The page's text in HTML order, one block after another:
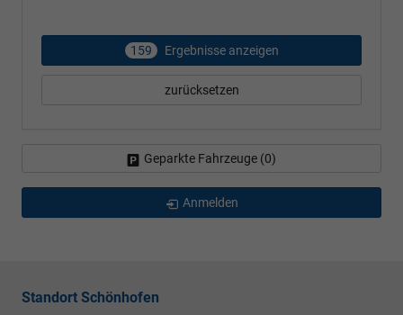
159 Ergebnisse anzeigen
zurücksetzen
Geparkte Fahrzeuge (0)
Anmelden
Standort Schönhofen